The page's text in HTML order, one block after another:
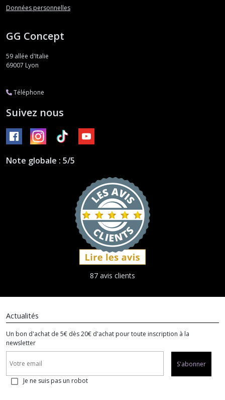
Données personnelles
GG Concept
59 allée d'Italie
69007 Lyon
Téléphone
Suivez nous
Note globale : 5/5
87 avis clients
Actualités
Un bon d'achat de 5€ dès 20€ d'achat pour toute inscription à la
newsletter
S'abonner
Je ne suis pas un robot